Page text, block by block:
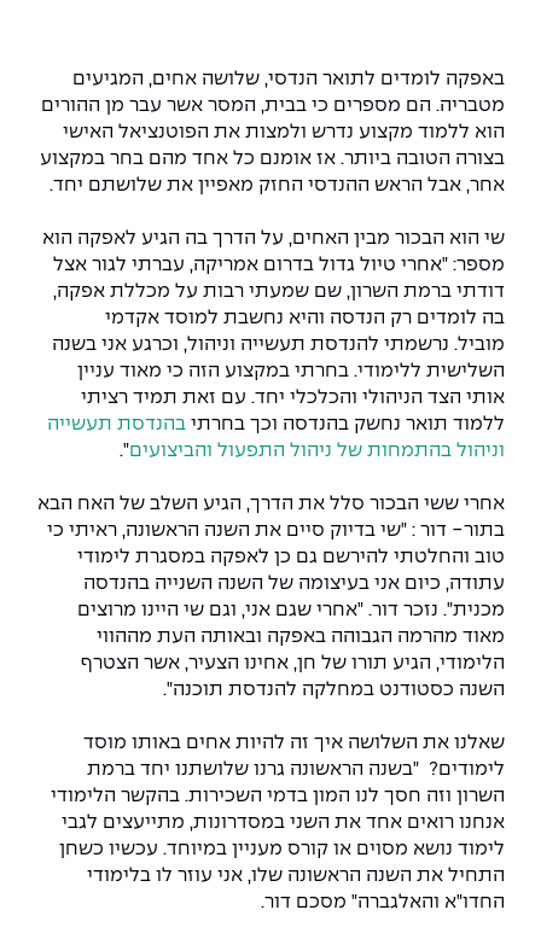
באפקה לומדים לתואר הנדסי, שלושה אחים, המגיעים
מטבריה. הם מספרים כי בבית, המסר אשר עבר מן ההורים
הוא ללמוד מקצוע נדרש ולמצות את הפוטנציאל האישי
בצורה הטובה ביותר. אז אומנם כל אחד מהם בחר במקצוע
אחר, אבל הראש ההנדסי החזק מאפיין את שלושתם יחד.
שי הוא הבכור מבין האחים, על הדרך בה הגיע לאפקה הוא
מספר: "אחרי טיול גדול בדרום אמריקה, עברתי לגור אצל
דודתי ברמת השרון, שם שמעתי רבות על מכללת אפקה,
בה לומדים רק הנדסה והיא נחשבת למוסד אקדמי
מוביל. נרשמתי להנדסת תעשייה וניהול, וכרגע אני בשנה
השלישית ללימודי. בחרתי במקצוע הזה כי מאוד עניין
אותי הצד הניהולי והכלכלי יחד. עם זאת תמיד רציתי
ללמוד תואר נחשק בהנדסה וכך בחרתי בהנדסת תעשייה
וניהול בהתמחות של ניהול התפעול והביצועים".
אחרי ששי הבכור סלל את הדרך, הגיע השלב של האח הבא
בתור- דור : "שי בדיוק סיים את השנה הראשונה, ראיתי כי
טוב והחלטתי להירשם גם כן לאפקה במסגרת לימודי
עתודה, כיום אני בעיצומה של השנה השנייה בהנדסה
מכנית". נזכר דור. "אחרי שגם אני, וגם שי היינו מרוצים
מאוד מהרמה הגבוהה באפקה ובאותה העת מההווי
הלימודי, הגיע תורו של חן, אחינו הצעיר, אשר הצטרף
השנה כסטודנט במחלקה להנדסת תוכנה".
שאלנו את השלושה איך זה להיות אחים באותו מוסד
לימודים? "בשנה הראשונה גרנו שלושתנו יחד ברמת
השרון וזה חסך לנו המון בדמי השכירות. בהקשר הלימודי
אנחנו רואים אחד את השני במסדרונות, מתייעצים לגבי
לימוד נושא מסוים או קורס מעניין במיוחד. עכשיו כשחן
התחיל את השנה הראשונה שלו, אני עוזר לו בלימודי
החדו"א והאלגברה" מסכם דור.
נהלים, תקנונים וחקיקה
הוגנות מגדרית
הצהרת נגישות
לעבוד באפקה
לוח שנה אקדמי
צור קשר
כתבות
מדברים הנדסה (פודקאסט)
ידיעות מן העיתונות
כואבים את לכתם
לעבוד באפקה
משרות פנויות
דו-חוגי בהנדסה ומדעים
תואר שני בהנדסה
הנדסת אנרגיה והספק
הנדסה וניהול
הנדסת מערכות
הנדסה רפואית
מערכות תבוניות AI
יחידות לימוד אקדמיות
היחידה למתמטיקה
היחידה לפיזיקה
היחידה לחברה ורוח
היחידה ללימודי חוץ
קורס ניהול לוגיסטיקה ורכש
דקאנט הסטודנטים
מרכז קריירה
מעבדות
ספרייה
אגודת הסטודנטים
מעטפת תמיכה למשרתות ולמשרתים
מעטפת חוסן
אופק – מרכזים לפיתוח מיומנויות
מועדוני סטודנטים
נבחרות הספורט
מרכז החדשנות והיזמות
המרכז לקידום הלמידה
היחידה לבינלאומיות
עתודה אקדמית
מסלול ישיר לתואר ראשון
מידע למועמד תואר שני
הרשמה און ליין
שאלות ותשובות
מלגות ע״ב נתוני קבלה
תנאי קבלה - הנדסה
למה לעשות תואר שני באפקה?
מעטפת תמיכה וחוסן למשרתות
המרכז לאנרגיה מתחדשת ובת קיימא
המרכז למחקר יישומי בעיבוד שפה וקול
המרכז להנדסת חומרים ותהליכים
מרכז ICSGen.AI
כנסים
Skills & Tech
כנס עיבוד דיבור
מדד הכישורים